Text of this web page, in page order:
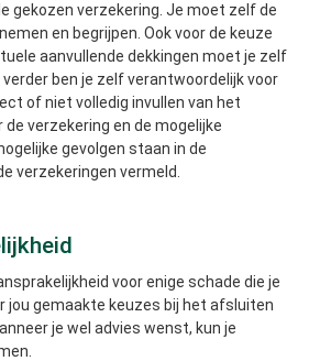
gekozen verzekering. Je moet zelf de
en begrijpen. Ook voor de keuze
aanvullende dekkingen moet je zelf
ben je zelf verantwoordelijk voor
of niet volledig invullen van het
verzekering en de mogelijke
gevolgen staan in de
verzekeringen vermeld.
voor enige schade die je
jou gemaakte keuzes bij het afsluiten
je wel advies wenst, kun je